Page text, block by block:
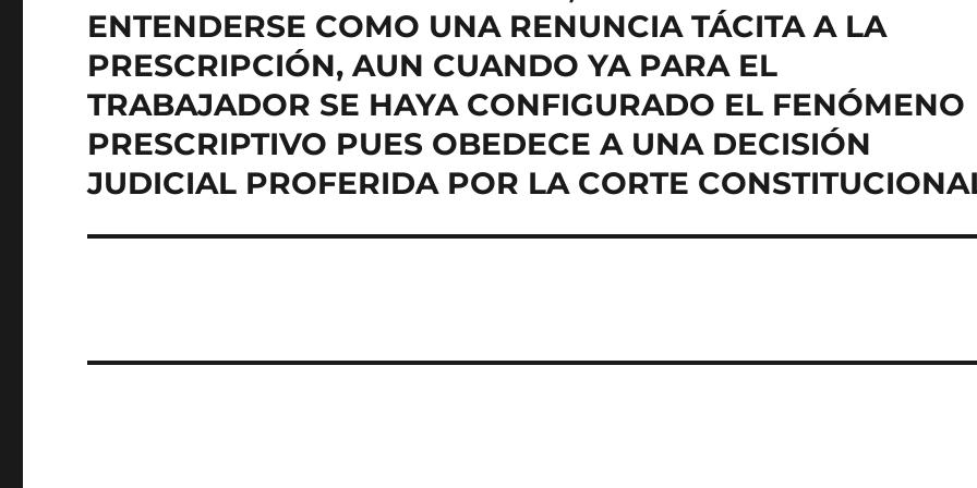
ENTENDERSE COMO UNA RENUNCIA TÁCITA A LA
PRESCRIPCIÓN, AUN CUANDO YA PARA EL
TRABAJADOR SE HAYA CONFIGURADO EL FENÓMENO
PRESCRIPTIVO PUES OBEDECE A UNA DECISIÓN
JUDICIAL PROFERIDA POR LA CORTE